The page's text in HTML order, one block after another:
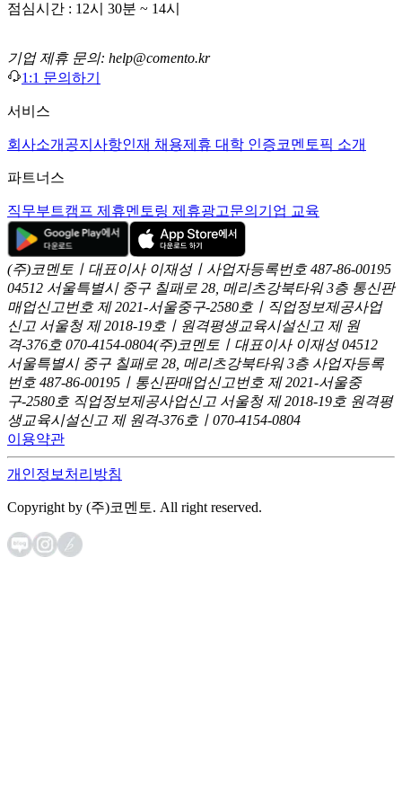
점심시간 : 12시 30분 ~ 14시
기업 제휴 문의: help@comento.kr
1:1 문의하기
서비스
회사소개 공지사항인재 채용제휴 대학 인증코멘토픽 소개
파트너스
직무부트캠프 제휴멘토링 제휴광고문의 기업 교육
(주)코멘토ㅣ대표이사 이재성ㅣ사업자등록번호 487-86-00195
04512 서울특별시 중구 칠패로 28, 메리츠강북타워 3층 통신판
매업신고번호 제 2021-서울중구-2580호ㅣ직업정보제공사업
신고 서울청 제 2018-19호ㅣ원격평생교육시설신고 제 원
격-376호 070-4154-0804(주)코멘토ㅣ대표이사 이재성 04512
서울특별시 중구 칠패로 28, 메리츠강북타워 3층 사업자등록
번호 487-86-00195ㅣ통신판매업신고번호 제 2021-서울중
구-2580호 직업정보제공사업신고 서울청 제 2018-19호 원격평
생교육시설신고 제 원격-376호ㅣ070-4154-0804
이용약관
개인정보처리방침
Copyright by (주)코멘토. All right reserved.